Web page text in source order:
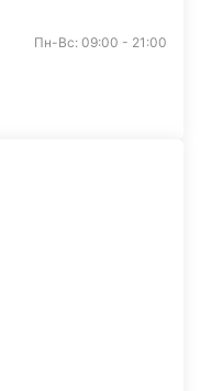
Пн-Вс: 09:00 - 21:00